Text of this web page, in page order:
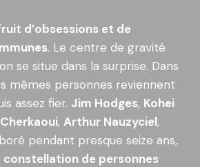
d’obsessions et de
. Le centre de gravité
se situe dans la surprise. Dans
mêmes personnes reviennent
assez fier. Jim Hodges, Kohei
, Arthur Nauzyciel,
pendant presque seize ans,
constellation de personnes